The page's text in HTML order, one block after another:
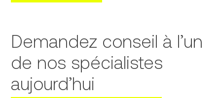
Demandez conseil à l’un
de nos spécialistes
aujourd’hui